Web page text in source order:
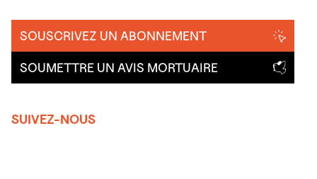
SOUSCRIVEZ UN ABONNEMENT
SOUMETTRE UN AVIS MORTUAIRE
SUIVEZ-NOUS